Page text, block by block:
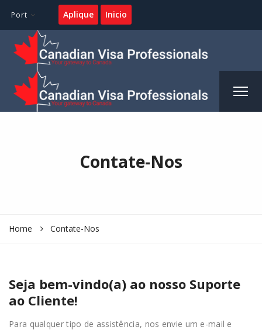
Port Aplique Inicio
Contate-Nos
Home Contate-Nos
Seja bem-vindo(a) ao nosso Suporte
ao Cliente!
Para qualquer tipo de assistência, nos envie um e-mail e